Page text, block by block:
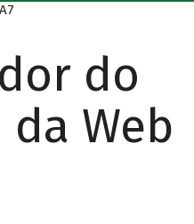
do
Web